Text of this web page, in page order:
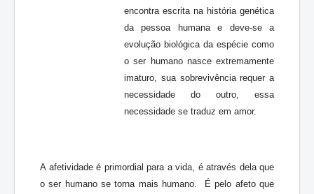
encontra escrita na história genética
da pessoa humana e deve-se a
evolução biológica da espécie como
o ser humano nasce extremamente
imaturo, sua sobrevivência requer a
necessidade do outro, essa
necessidade se traduz em amor.
A afetividade é primordial para a vida, é através dela que
o ser humano se torna mais humano. É pelo afeto que